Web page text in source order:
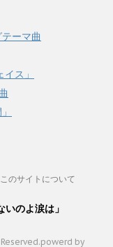
ーマ曲
ス」
このサイトについて
いのよ涙は」
powerd by